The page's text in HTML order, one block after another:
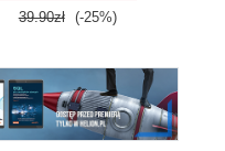
39.90zł (-25%)